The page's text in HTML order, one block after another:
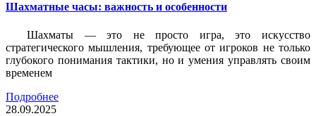
Шахматные часы: важность и особенности
Шахматы — это не просто игра, это искусство
стратегического мышления, требующее от игроков не только
глубокого понимания тактики, но и умения управлять своим
временем
Подробнее
28.09.2025